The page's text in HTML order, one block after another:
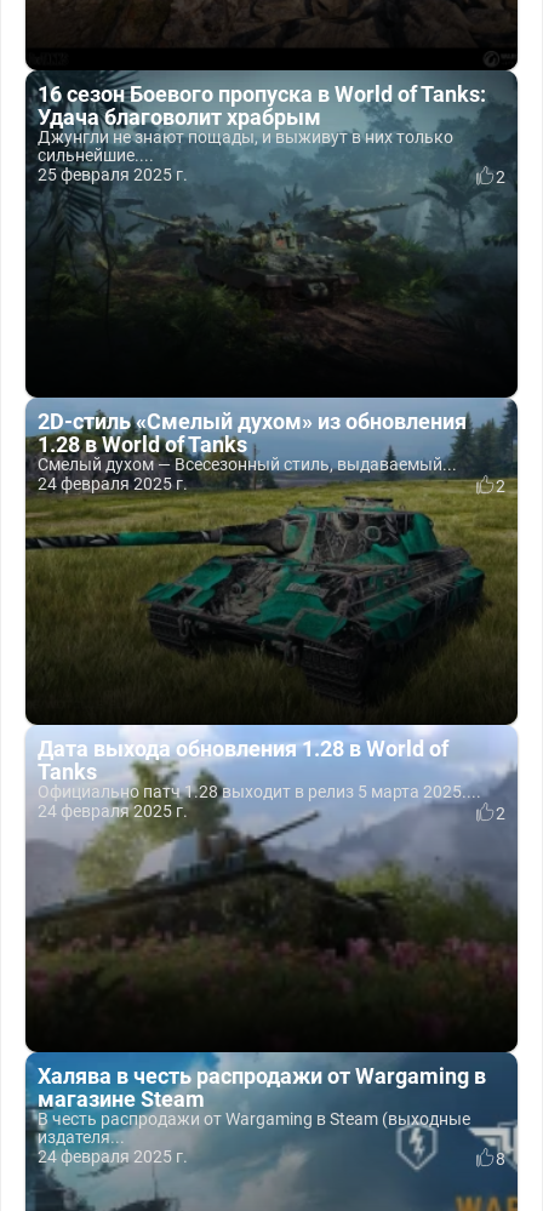
16 сезон Боевого пропуска в World of Tanks:
Удача благоволит храбрым
Джунгли не знают пощады, и выживут в них только
сильнейшие....
25 февраля 2025 г.
2
2D-стиль «Смелый духом» из обновления
1.28 в World of Tanks
Смелый духом — Всесезонный стиль, выдаваемый...
24 февраля 2025 г.
2
Дата выхода обновления 1.28 в World of
Tanks
Официально патч 1.28 выходит в релиз 5 марта 2025....
24 февраля 2025 г.
2
Халява в честь распродажи от Wargaming в
магазине Steam
В честь распродажи от Wargaming в Steam (выходные
издателя...
24 февраля 2025 г.
8